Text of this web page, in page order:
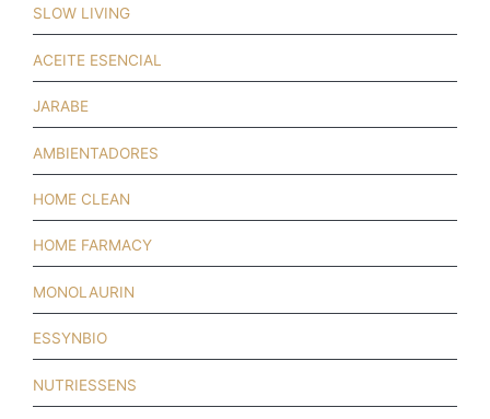
SLOW LIVING
ACEITE ESENCIAL
JARABE
AMBIENTADORES
HOME CLEAN
HOME FARMACY
MONOLAURIN
ESSYNBIO
NUTRIESSENS